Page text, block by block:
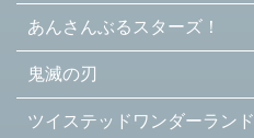
あんさんぶるスターズ！
鬼滅の刃
ツイステッドワンダーランド